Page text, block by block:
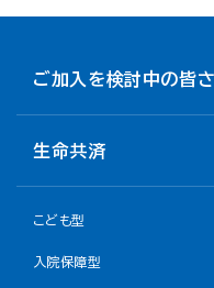
ご加入を検討中の皆
生命共済
こども型
入院保障型